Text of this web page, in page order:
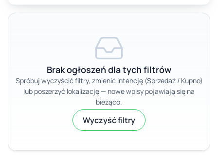
Brak ogłoszeń dla tych filtrów
Spróbuj wyczyścić filtry, zmienić intencję (Sprzedaż / Kupno)
lub poszerzyć lokalizację — nowe wpisy pojawiają się na
bieżąco.
Wyczyść filtry